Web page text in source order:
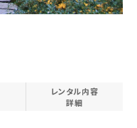
レンタル内容
詳細